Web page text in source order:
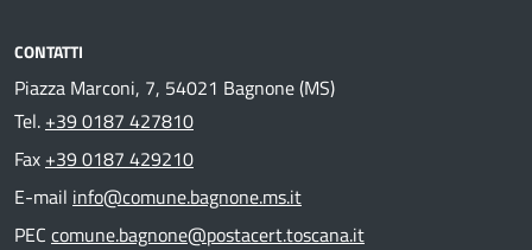
CONTATTI
Piazza Marconi, 7, 54021 Bagnone (MS)
Tel. +39 0187 427810
Fax +39 0187 429210
E-mail info@comune.bagnone.ms.it
PEC comune.bagnone@postacert.toscana.it